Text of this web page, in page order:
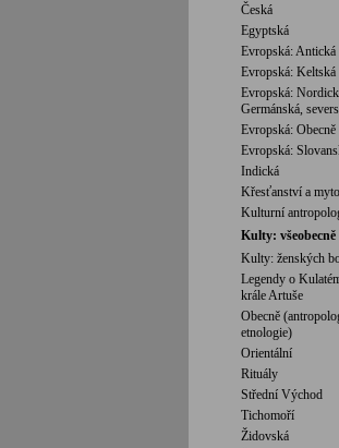
Česká
Egyptská
Evropská: Antická
Evropská: Keltská
Evropská:
Germánská,
Evropská: Obecně
Evropská:
Indická
Křesťanství a
Kulturní
Kulty: všeobecně
Kulty: ženských
Legendy o
krále Artuše
Obecně
etnologie)
Orientální
Rituály
Střední Východ
Tichomoří
Židovská